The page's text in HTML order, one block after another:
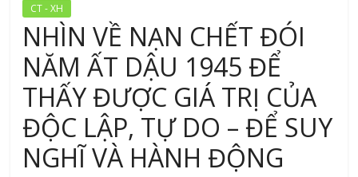
CT - XH
NHÌN VỀ NẠN CHẾT ĐÓI
NĂM ẤT DẬU 1945 ĐỂ
THẤY ĐƯỢC GIÁ TRỊ CỦA
ĐỘC LẬP, TỰ DO – ĐỂ SUY
NGHĨ VÀ HÀNH ĐỘNG